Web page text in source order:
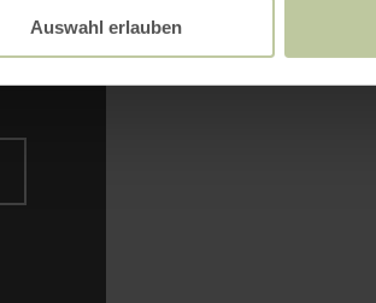
Auswahl erlauben
Bitte